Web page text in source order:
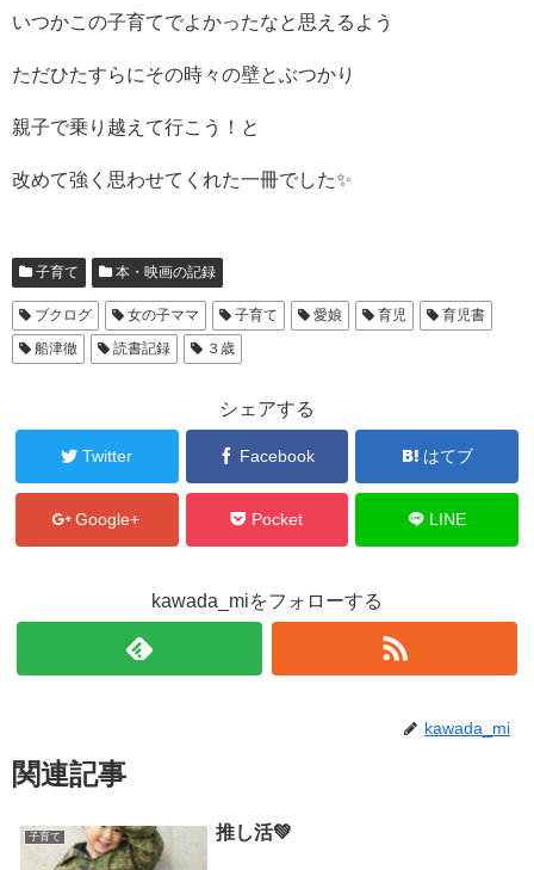
いつかこの子育てでよかったなと思えるよう
ただひたすらにその時々の壁とぶつかり
親子で乗り越えて行こう！と
改めて強く思わせてくれた一冊でした✨
子育て 本・映画の記録
ブクログ 女の子ママ 子育て 愛娘 育児
育児書
船津徹
読書記録 ３歳
シェアする
Twitter Facebook はてブ
Google+ Pocket LINE
kawada_miをフォローする
kawada_mi
関連記事
子育て 推し活💚